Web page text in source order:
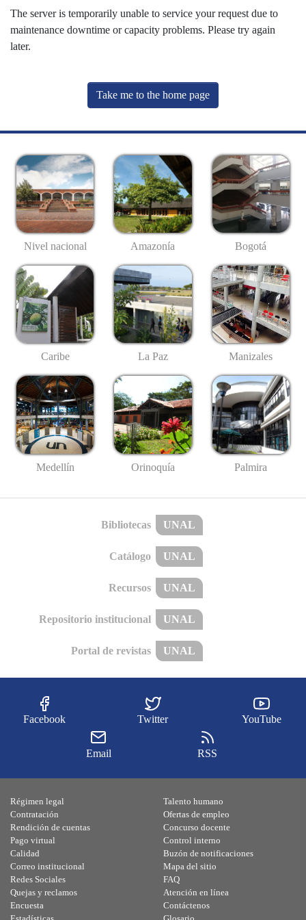
The server is temporarily unable to service your request due to
maintenance downtime or capacity problems. Please try again
later.
Take me to the home page
Nivel nacional Amazonía Bogotá
Caribe La Paz Manizales
Medellín Orinoquía Palmira
Bibliotecas UNAL
Catálogo UNAL
Recursos UNAL
Repositorio institucional UNAL
Portal de revistas UNAL
Facebook Twitter YouTube
Email RSS
Régimen legal
Contratación
Rendición de cuentas
Pago virtual
Calidad
Talento humano
Ofertas de empleo
Concurso docente
Control interno
Buzón de notificaciones
Correo institucional
Redes Sociales
Quejas y reclamos
Encuesta
Mapa del sitio
FAQ
Atención en línea
Contáctenos